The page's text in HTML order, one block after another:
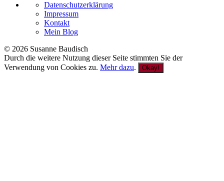
Datenschutzerklärung
Impressum
Kontakt
Mein Blog
© 2026 Susanne Baudisch
Durch die weitere Nutzung dieser Seite stimmten Sie der
Verwendung von Cookies zu. Mehr dazu. Okay!